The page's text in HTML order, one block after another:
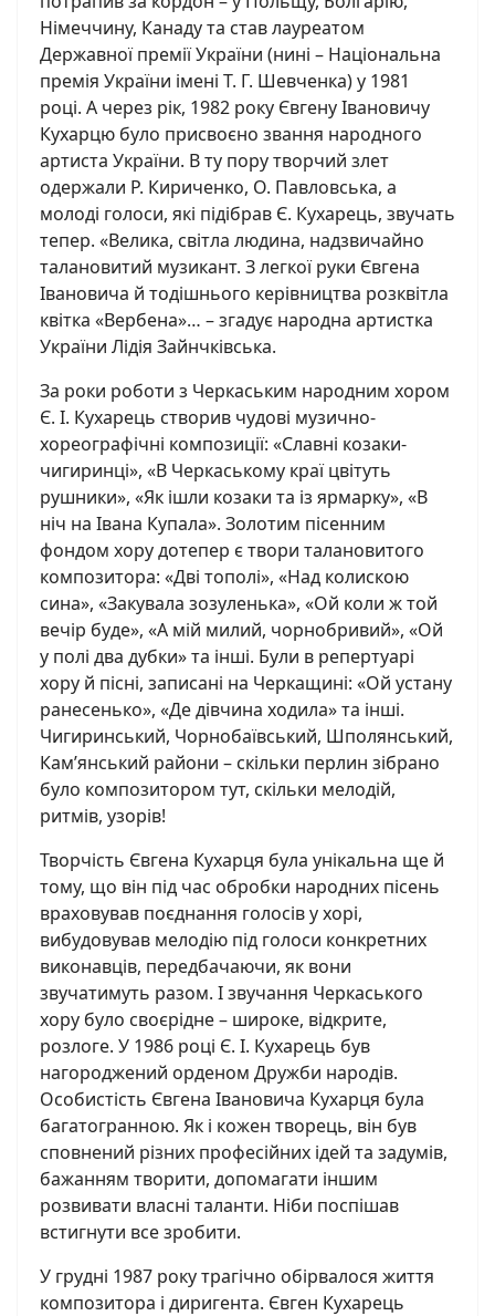
Німеччину, Канаду та став лауреатом
Державної премії України (нині – Національна
премія України імені Т. Г. Шевченка) у 1981
році. А через рік, 1982 року Євгену Івановичу
Кухарцю було присвоєно звання народного
артиста України. В ту пору творчий злет
одержали Р. Кириченко, О. Павловська, а
молоді голоси, які підібрав Є. Кухарець, звучать
тепер. «Велика, світла людина, надзвичайно
талановитий музикант. З легкої руки Євгена
Івановича й тодішнього керівництва розквітла
квітка «Вербена»… – згадує народна артистка
України Лідія Зайнчківська.
За роки роботи з Черкаським народним хором
Є. І. Кухарець створив чудові музично-
хореографічні композиції: «Славні козаки-
чигиринці», «В Черкаському краї цвітуть
рушники», «Як ішли козаки та із ярмарку», «В
ніч на Івана Купала». Золотим пісенним
фондом хору дотепер є твори талановитого
композитора: «Дві тополі», «Над колискою
сина», «Закувала зозуленька», «Ой коли ж той
вечір буде», «А мій милий, чорнобривий», «Ой
у полі два дубки» та інші. Були в репертуарі
хору й пісні, записані на Черкащині: «Ой устану
ранесенько», «Де дівчина ходила» та інші.
Чигиринський, Чорнобаївський, Шполянський,
Кам’янський райони – скільки перлин зібрано
було композитором тут, скільки мелодій,
ритмів, узорів!
Творчість Євгена Кухарця була унікальна ще й
тому, що він під час обробки народних пісень
враховував поєднання голосів у хорі,
вибудовував мелодію під голоси конкретних
виконавців, передбачаючи, як вони
звучатимуть разом. І звучання Черкаського
хору було своєрідне – широке, відкрите,
розлоге. У 1986 році Є. І. Кухарець був
нагороджений орденом Дружби народів.
Особистість Євгена Івановича Кухарця була
багатогранною. Як і кожен творець, він був
сповнений різних професійних ідей та задумів,
бажанням творити, допомагати іншим
розвивати власні таланти. Ніби поспішав
встигнути все зробити.
У грудні 1987 року трагічно обірвалося життя
композитора і диригента. Євген Кухарець